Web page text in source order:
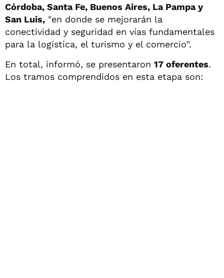
Córdoba, Santa Fe, Buenos Aires, La Pampa y
San Luis, "en donde se mejorarán la
conectividad y seguridad en vías fundamentales
para la logística, el turismo y el comercio".
En total, informó, se presentaron 17 oferentes.
Los tramos comprendidos en esta etapa son: